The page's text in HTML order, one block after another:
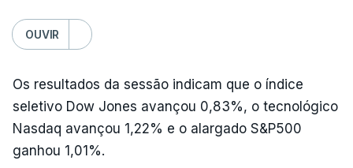
OUVIR
Os resultados da sessão indicam que o índice
seletivo Dow Jones avançou 0,83%, o tecnológico
Nasdaq avançou 1,22% e o alargado S&P500
ganhou 1,01%.